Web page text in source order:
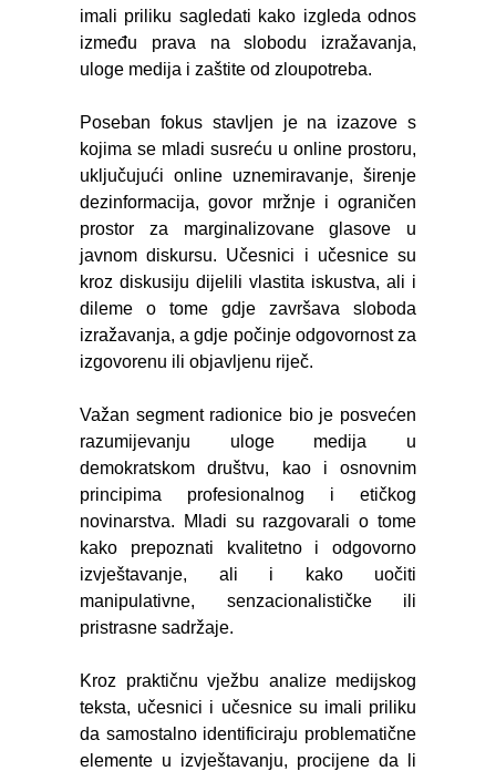
imali priliku sagledati kako izgleda odnos
između prava na slobodu izražavanja,
uloge medija i zaštite od zloupotreba.
Poseban fokus stavljen je na izazove s
kojima se mladi susreću u online prostoru,
uključujući online uznemiravanje, širenje
dezinformacija, govor mržnje i ograničen
prostor za marginalizovane glasove u
javnom diskursu. Učesnici i učesnice su
kroz diskusiju dijelili vlastita iskustva, ali i
dileme o tome gdje završava sloboda
izražavanja, a gdje počinje odgovornost za
izgovorenu ili objavljenu riječ.
Važan segment radionice bio je posvećen
razumijevanju uloge medija u
demokratskom društvu, kao i osnovnim
principima profesionalnog i etičkog
novinarstva. Mladi su razgovarali o tome
kako prepoznati kvalitetno i odgovorno
izvještavanje, ali i kako uočiti
manipulativne, senzacionalističke ili
pristrasne sadržaje.
Kroz praktičnu vježbu analize medijskog
teksta, učesnici i učesnice su imali priliku
da samostalno identificiraju problematične
elemente u izvještavanju, procijene da li